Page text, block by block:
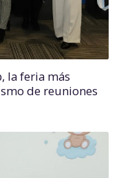
la feria más
de reuniones